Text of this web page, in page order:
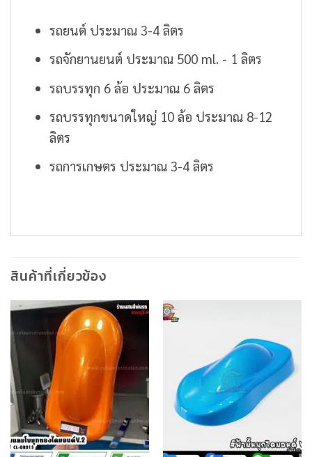
รถยนต์ ประมาณ 3-4 ลิตร
รถจักยานยนต์ ประมาณ 500 ml. - 1 ลิตร
รถบรรทุก 6 ล้อ ประมาณ 6 ลิตร
รถบรรทุกขนาดใหญ่ 10 ล้อ ประมาณ 8-12
ลิตร
รถการเกษตร ประมาณ 3-4 ลิตร
สินค้าที่เกี่ยวข้อง